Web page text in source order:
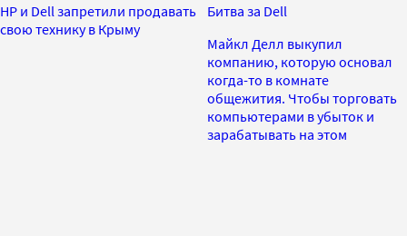
НР и Dell запретили продавать
свою технику в Крыму
Битва за Dell
Майкл Делл выкупил
компанию, которую основал
когда-то в комнате
общежития. Чтобы торговать
компьютерами в убыток и
зарабатывать на этом